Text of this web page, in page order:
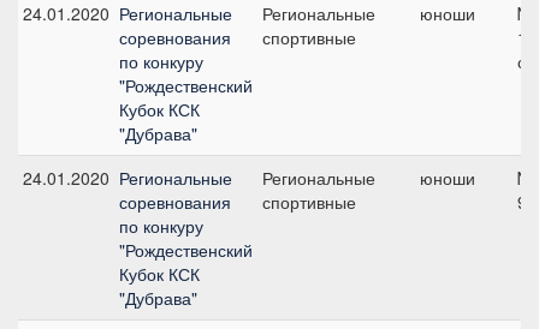
24.01.2020 Региональные
соревнования
по конкуру
"Рождественский
Кубок КСК
"Дубрава"
Региональные
спортивные
юноши
см
24.01.2020 Региональные
соревнования
по конкуру
"Рождественский
Кубок КСК
"Дубрава"
Региональные
спортивные
юноши